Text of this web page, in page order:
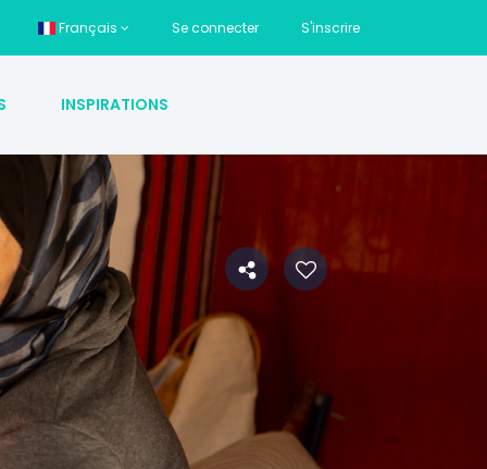
Français Se connecter S'inscrire
INSPIRATIONS